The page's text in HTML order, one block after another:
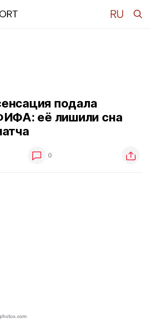
подала
её лишили сна
0